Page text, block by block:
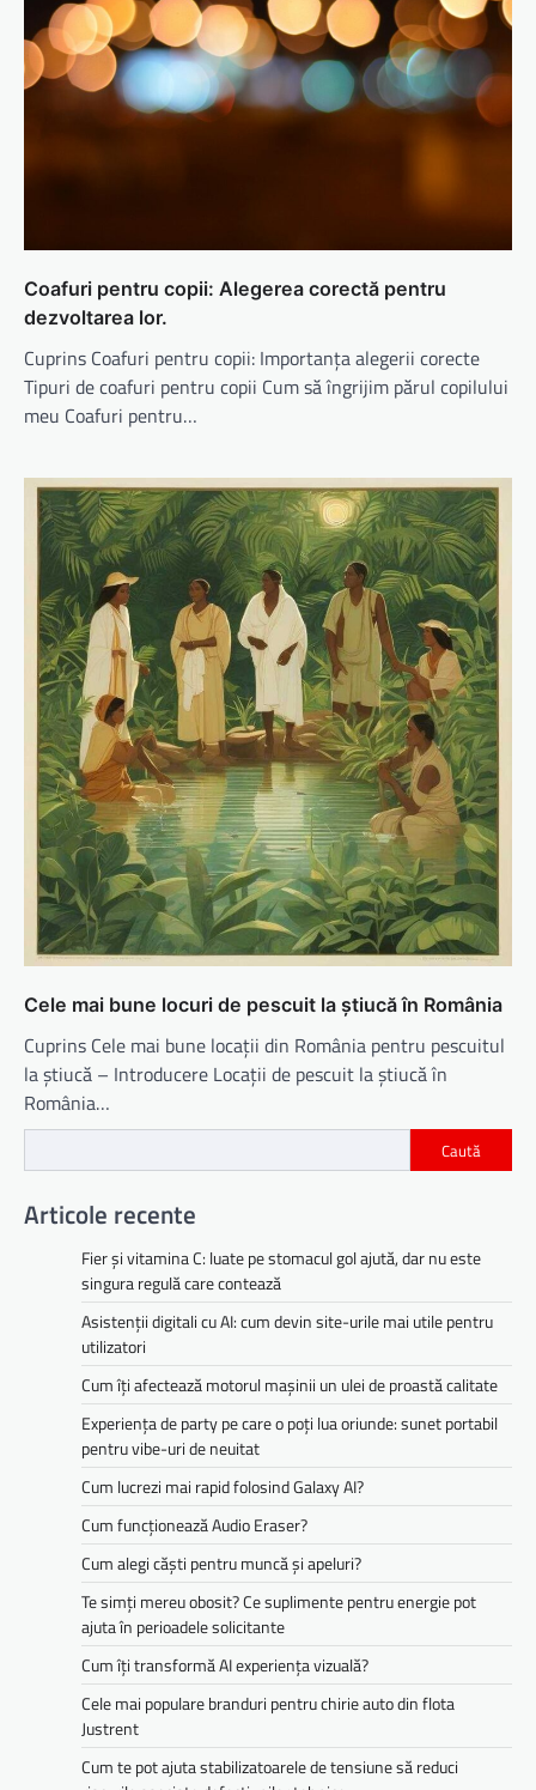
Coafuri pentru copii: Alegerea corectă pentru
dezvoltarea lor.
Cuprins Coafuri pentru copii: Importanța alegerii corecte
Tipuri de coafuri pentru copii Cum să îngrijim părul copilului
meu Coafuri pentru…
Cele mai bune locuri de pescuit la știucă în România
Cuprins Cele mai bune locații din România pentru pescuitul
la știucă – Introducere Locații de pescuit la știucă în
România…
Caută
Articole recente
Fier și vitamina C: luate pe stomacul gol ajută, dar nu este
singura regulă care contează
Asistenții digitali cu AI: cum devin site-urile mai utile pentru
utilizatori
Cum îți afectează motorul mașinii un ulei de proastă calitate
Experiența de party pe care o poți lua oriunde: sunet portabil
pentru vibe-uri de neuitat
Cum lucrezi mai rapid folosind Galaxy AI?
Cum funcționează Audio Eraser?
Cum alegi căști pentru muncă și apeluri?
Te simți mereu obosit? Ce suplimente pentru energie pot
ajuta în perioadele solicitante
Cum îți transformă AI experiența vizuală?
Cele mai populare branduri pentru chirie auto din flota
Justrent
Cum te pot ajuta stabilizatoarele de tensiune să reduci